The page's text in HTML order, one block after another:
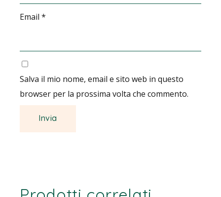
Email*
Salva il mio nome, email e sito web in questo
browser per la prossima volta che commento.